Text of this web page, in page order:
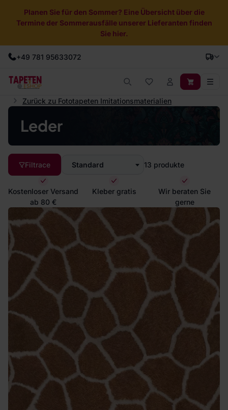
Planen Sie für den Sommer? Eine Übersicht über die
Termine der Sommerausfälle unserer Lieferanten finden
Sie hier.
+49 781 95633072
Zurück zu Fototapeten Imitationsmaterialien
Leder
Filtrace Standard 13 produkte
Kostenloser Versand
ab 80 €
Kleber gratis
Wir beraten Sie
gerne